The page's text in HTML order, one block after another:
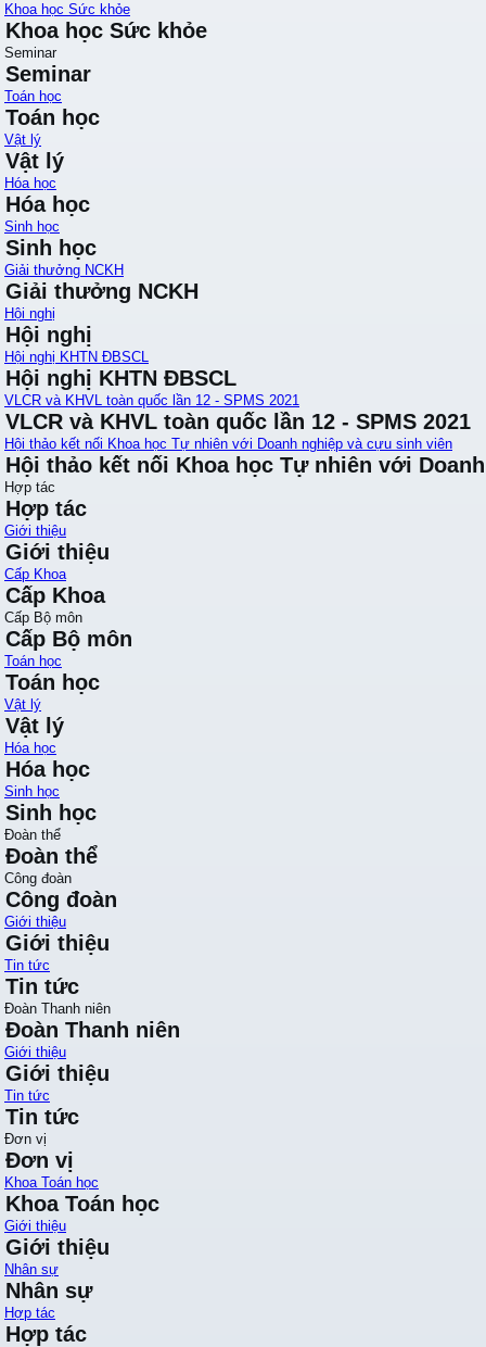
Khoa học Sức khỏe
Khoa học Sức khỏe
Seminar
Seminar
Toán học
Toán học
Vật lý
Vật lý
Hóa học
Hóa học
Sinh học
Sinh học
Giải thưởng NCKH
Giải thưởng NCKH
Hội nghị
Hội nghị
Hội nghị KHTN ĐBSCL
Hội nghị KHTN ĐBSCL
VLCR và KHVL toàn quốc lần 12 - SPMS 2021
VLCR và KHVL toàn quốc lần 12 - SPMS 2021
Hội thảo kết nối Khoa học Tự nhiên với Doanh nghiệp và cựu sinh viên
Hội thảo kết nối Khoa học Tự nhiên với
Hợp tác
Hợp tác
Giới thiệu
Giới thiệu
Cấp Khoa
Cấp Khoa
Cấp Bộ môn
Cấp Bộ môn
Toán học
Toán học
Vật lý
Vật lý
Hóa học
Hóa học
Sinh học
Sinh học
Đoàn thể
Đoàn thể
Công đoàn
Công đoàn
Giới thiệu
Giới thiệu
Tin tức
Tin tức
Đoàn Thanh niên
Đoàn Thanh niên
Giới thiệu
Giới thiệu
Tin tức
Tin tức
Đơn vị
Đơn vị
Khoa Toán học
Khoa Toán học
Giới thiệu
Giới thiệu
Nhân sự
Nhân sự
Hợp tác
Hợp tác